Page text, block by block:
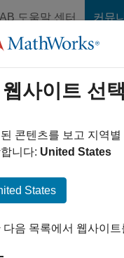
도움말 센터 커뮤
File Exchange Cody
Last seen: 10
웹사이트 선택
콘텐츠를 보고 지역
니다: United States
States
다음 목록에서 웹사이